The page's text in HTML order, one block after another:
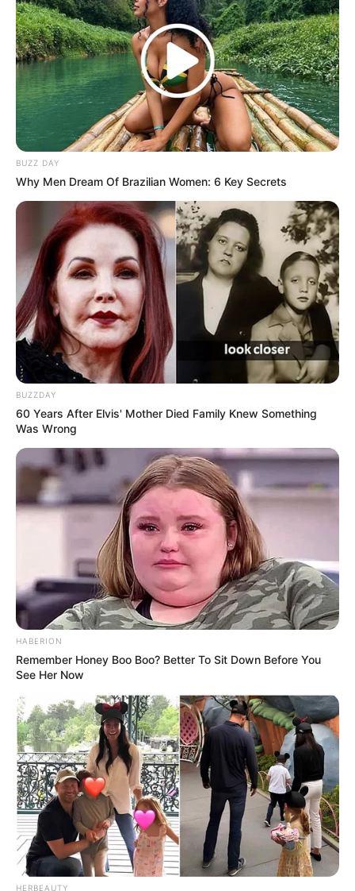
Shin Ye Eun tak hanya aktif menjadi seorang aktris dan meraih
berbagai penghargaan, namun berpartisipasi sebagai ambassador
di festival terkenal.
TAGS AKTRIS PENYANYI SELEBRITI KOREA SHIN YE EUN
BUZZ DAY
Why Men Dream Of Brazilian Women: 6 Key Secrets
BUZZDAY
60 Years After Elvis' Mother Died Family Knew Something
Was Wrong
HABERION
Remember Honey Boo Boo? Better To Sit Down Before You
See Her Now
HERBEAUTY